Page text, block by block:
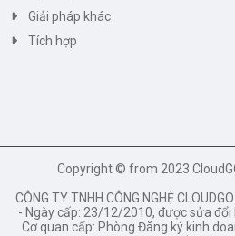
Giải pháp khác
Tích hợp
Copyright © from 2023
CÔNG TY TNHH CÔNG NGHỆ
- Ngày cấp: 23/12/2010, được sửa
Cơ quan cấp: Phòng Đăng ký kinh